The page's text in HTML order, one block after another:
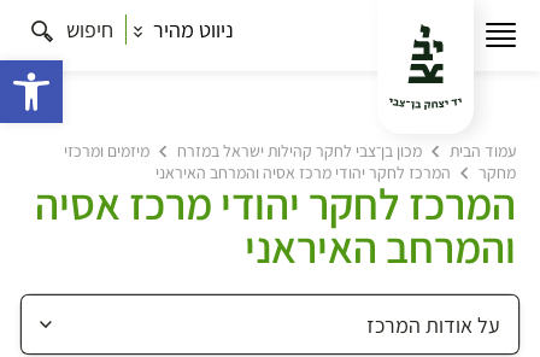
ניווט מהיר חיפוש
עמוד הבית מכון בן־צבי לחקר קהילות ישראל במזרח
מיזמים ומרכזי
מחקר
המרכז לחקר יהודי מרכז אסיה והמרחב האיראני
המרכז לחקר יהודי מרכז אסיה
והמרחב האיראני